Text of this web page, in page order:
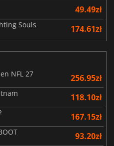
49.49zł
Souls 174.61zł
NFL 27
256.95zł
118.10zł
167.15zł
93.20zł